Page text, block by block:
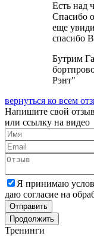
Есть над
Спасибо
еще
спасибо
Бутрим
Рэнт"
вернуться ко всем
Напишите свой отзыв
или ссылку на видео
Я принимаю
даю согласие на
Отправить
Продолжить
Тренинги